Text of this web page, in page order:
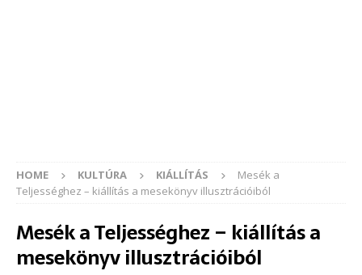
HOME KULTÚRA KIÁLLÍTÁS
Mesék a
Teljességhez – kiállítás a mesekönyv illusztrációiból
Mesék a Teljességhez – kiállítás a
mesekönyv illusztrációiból